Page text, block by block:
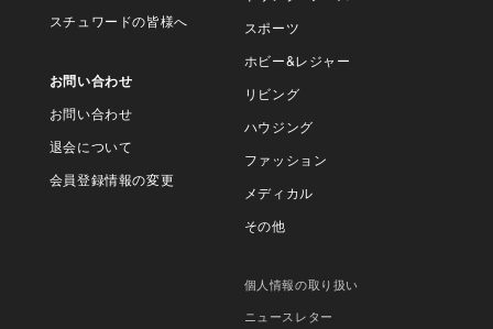
スチュワードの皆様へ
お問い合わせ
お問い合わせ
退会について
会員登録情報の変更
スポーツ
ホビー&レジャー
リビング
ハウジング
ファッション
メディカル
その他
個人情報の取り扱い
ニュースレター